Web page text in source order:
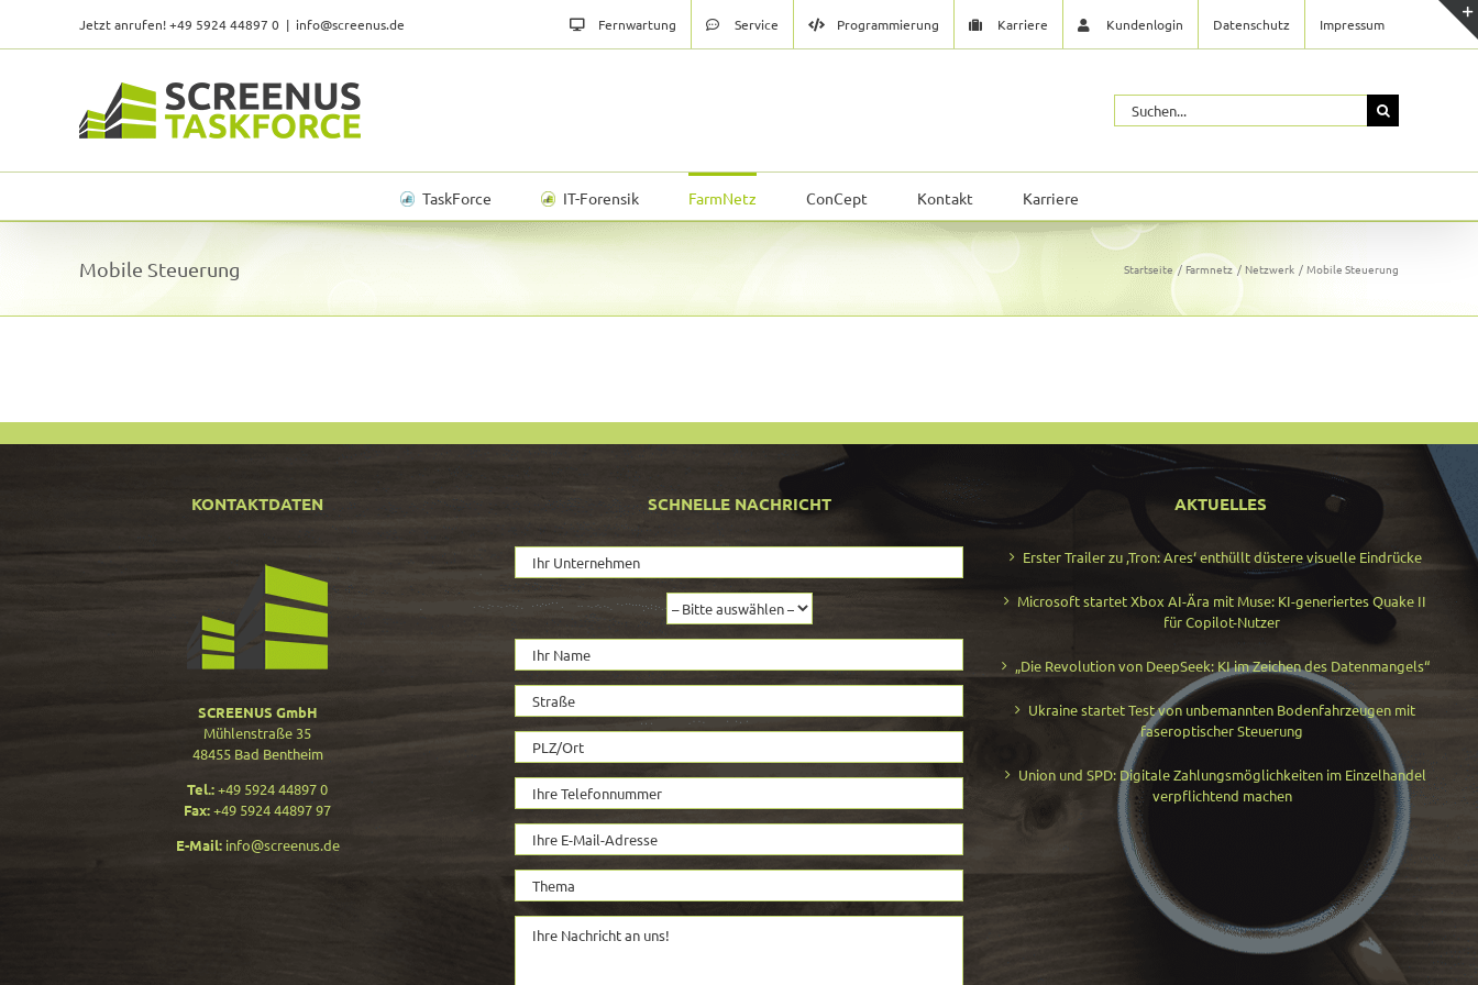
content
Jetzt anrufen! +49 5924 44897 0 | info@screenus.de Fernwartung Service Programmierung Karriere Kundenlogin Datenschutz Impressum
Suche
nach:
TaskForce IT-Forensik FarmNetz ConCept Kontakt Karriere
Mobile Steuerung Startseite Farmnetz Netzwerk Mobile Steuerung
KONTAKTDATEN
SCREENUS GmbH
Mühlenstraße 35
48455 Bad Bentheim
Tel.:+49 5924 44897 0
Fax:+49 5924 44897 97
E-Mail: info@screenus.de
SCHNELLE NACHRICHT AKTUELLES
Erster Trailer zu ‚Tron: Ares‘ enthüllt düstere visuelle Eindrücke
Microsoft startet Xbox AI-Ära mit Muse: KI-generiertes Quake II
für Copilot-Nutzer
„Die Revolution von DeepSeek: KI im Zeichen des Datenmangels“
Ukraine startet Test von unbemannten Bodenfahrzeugen mit
faseroptischer Steuerung
Union und SPD: Digitale Zahlungsmöglichkeiten im Einzelhandel
verpflichtend machen